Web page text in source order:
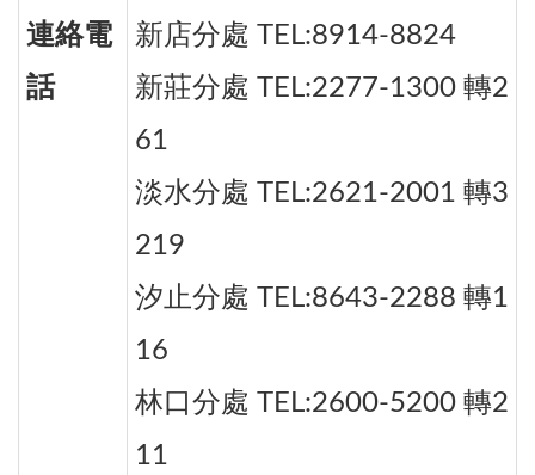
連絡電
話
新店分處 TEL:8914-8824
新莊分處 TEL:2277-1300 轉2
61
淡水分處 TEL:2621-2001 轉3
219
汐止分處 TEL:8643-2288 轉1
16
林口分處 TEL:2600-5200 轉2
11